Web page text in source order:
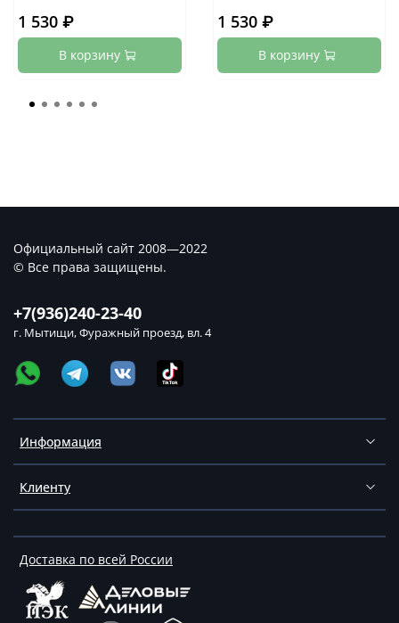
1 530 ₽
В корзину
1 530 ₽
В корзину
Информация
Клиенту
Доставка по всей России
+7(936)240-23-40
г. Мытищи, Фуражный проезд, вл. 4
Официальный сайт 2008—2022
© Все права защищены.